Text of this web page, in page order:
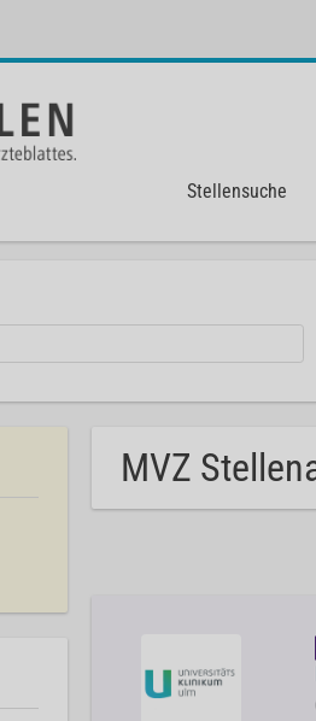
Stellensuche
MVZ